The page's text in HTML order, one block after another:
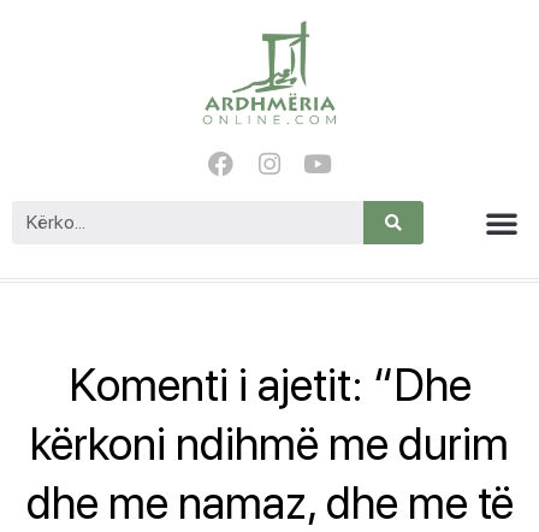
Komenti i ajetit: “Dhe
kërkoni ndihmë me durim
dhe me namaz, dhe me të